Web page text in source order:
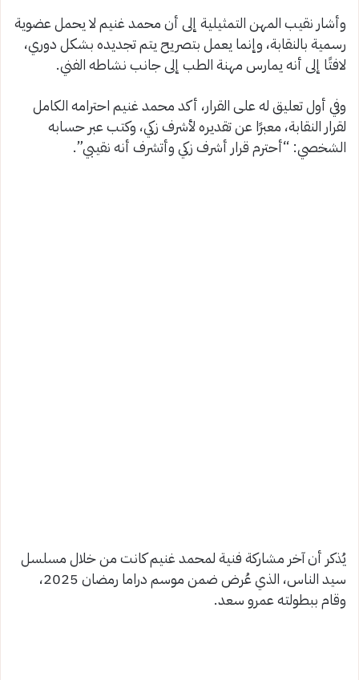
وأشار نقيب المهن التمثيلية إلى أن محمد غنيم لا يحمل عضوية
رسمية بالنقابة، وإنما يعمل بتصريح يتم تجديده بشكل دوري،
لافتًا إلى أنه يمارس مهنة الطب إلى جانب نشاطه الفني.
وفي أول تعليق له على القرار، أكد محمد غنيم احترامه الكامل
لقرار النقابة، معبرًا عن تقديره لأشرف زكي، وكتب عبر حسابه
الشخصي: “أحترم قرار أشرف زكي وأتشرف أنه نقيبي”.
يُذكر أن آخر مشاركة فنية لمحمد غنيم كانت من خلال مسلسل
سيد الناس، الذي عُرض ضمن موسم دراما رمضان 2025،
وقام ببطولته عمرو سعد.